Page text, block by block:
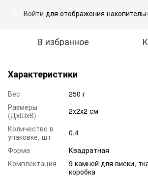
Войти для отображения
В избранное
Характеристики
Вес
250 г
Размеры
(ДхШхВ)
2х2х2 см
Количество в
упаковке, шт
0,4
Форма
Квадратная
Комплектация
9 камней для виски,
коробка